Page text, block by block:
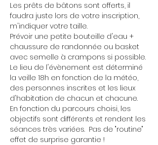
Les prêts de bâtons sont offerts, il
faudra juste lors de votre inscription,
m'indiquer votre taille.
Prévoir une petite bouteille d'eau +
chaussure de randonnée ou basket
avec semelle à crampons si possible.
Le lieu de l'évènement est déterminé
la veille 18h en fonction de la météo,
des personnes inscrites et les lieux
d'habitation de chacun et chacune.
En fonction du parcours choisi, les
objectifs sont différents et rendent les
séances très variées.  Pas de "routine"
effet de surprise garantie !